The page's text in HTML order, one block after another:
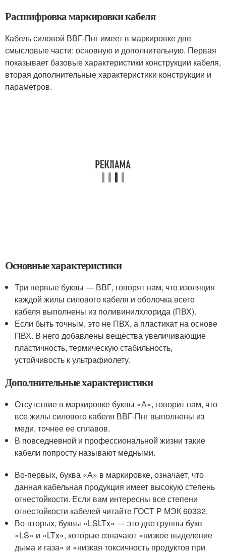
Расшифровка маркировки кабеля
Кабель силовой ВВГ-Пнг имеет в маркировке две
смысловые части: основную и дополнительную. Первая
показывает базовые характеристики конструкции кабеля,
вторая дополнительные характеристики конструкции и
параметров.
Основные характеристики
Три первые буквы — ВВГ, говорят нам, что изоляция
каждой жилы силового кабеля и оболочка всего
кабеля выполнены из поливинилхлорида (ПВХ).
Если быть точным, это не ПВХ, а пластикат на основе
ПВХ. В него добавлены вещества увеличивающие
пластичность, термическую стабильность,
устойчивость к ультрафиолету.
Дополнительные характеристики
Отсутствие в маркировке буквы «А», говорит нам, что
все жилы силового кабеля ВВГ-Пнг выполнены из
меди, точнее ее сплавов.
В повседневной и профессиональной жизни такие
кабели попросту называют медными.
Во-первых, буква «А» в маркировке, означает, что
данная кабельная продукция имеет высокую степень
огнестойкости. Если вам интересны все степени
огнестойкости кабелей читайте ГОСТ Р МЭК 60332.
Во-вторых, буквы «LSLTx» — это две группы букв
«LS» и «LTx», которые означают «низкое выделение
дыма и газа» и «низкая токсичность продуктов при